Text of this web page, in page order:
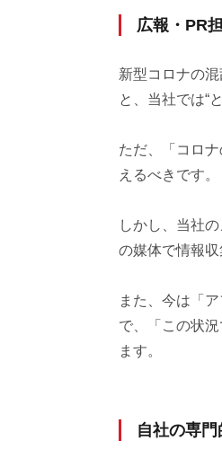
広報・PR
新型コロナの
と、当社では“
ただ、「コロ
えるべきです。
しかし、当社
の媒体で情報
また、今は「
で、「この状
ます。
自社の専